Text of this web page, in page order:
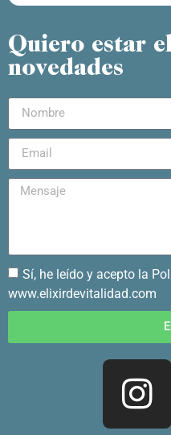
Quiero estar
novedades
Sí, he leído y acepto la
www.elixirdevitalidad.com